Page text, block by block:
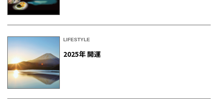
LIFESTYLE
2025年 開運